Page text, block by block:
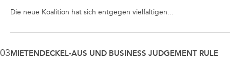
Die neue Koalition hat sich entgegen vielfältigen...
03 MIETENDECKEL-AUS UND BUSINESS JUDGEMENT RULE